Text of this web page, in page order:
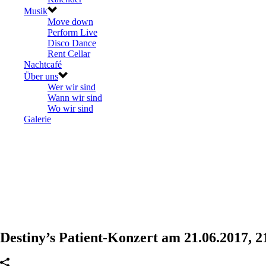
Musik
Move down
Perform Live
Disco Dance
Rent Cellar
Nachtcafé
Über uns
Wer wir sind
Wann wir sind
Wo wir sind
Galerie
Destiny’s Patient-Konzert am 21.06.2017,